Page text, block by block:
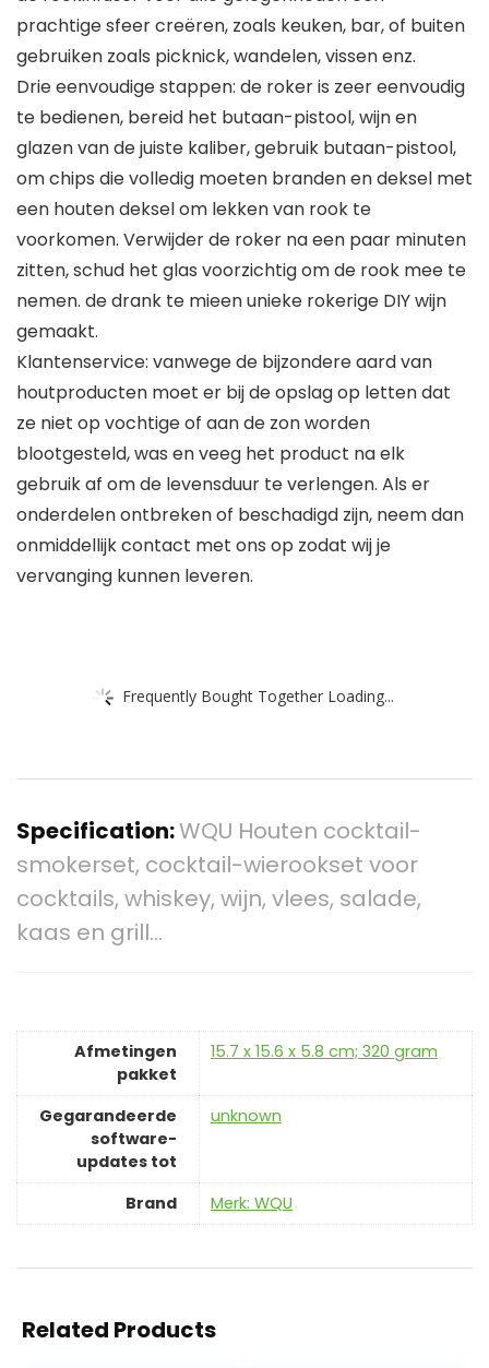
prachtige sfeer creëren, zoals keuken, bar, of buiten
gebruiken zoals picknick, wandelen, vissen enz.
Drie eenvoudige stappen: de roker is zeer eenvoudig
te bedienen, bereid het butaan-pistool, wijn en
glazen van de juiste kaliber, gebruik butaan-pistool,
om chips die volledig moeten branden en deksel met
een houten deksel om lekken van rook te
voorkomen. Verwijder de roker na een paar minuten
zitten, schud het glas voorzichtig om de rook mee te
nemen. de drank te mieen unieke rokerige DIY wijn
gemaakt.
Klantenservice: vanwege de bijzondere aard van
houtproducten moet er bij de opslag op letten dat
ze niet op vochtige of aan de zon worden
blootgesteld, was en veeg het product na elk
gebruik af om de levensduur te verlengen. Als er
onderdelen ontbreken of beschadigd zijn, neem dan
onmiddellijk contact met ons op zodat wij je
vervanging kunnen leveren.
Frequently Bought Together Loading...
Specification:WQU Houten cocktail-
smokerset, cocktail-wierookset voor
cocktails, whiskey, wijn, vlees, salade,
kaas en grill…
Afmetingen
pakket
‎15.7 x 15.6 x 5.8 cm; 320 gram
Gegarandeerde
software-
updates tot
‎unknown
Brand Merk: WQU
Related Products